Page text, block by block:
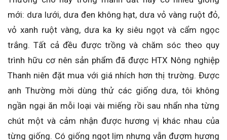
mới: dưa lưới, dưa đen không hạt, dưa vỏ vàng ruột đỏ,
vỏ xanh ruột vàng, dưa ka ky siêu ngọt và cẩm ngọc
trắng. Tất cả đều được trồng và chăm sóc theo quy
trình hữu cơ nên sản phẩm đã được HTX Nông nghiệp
Thanh niên đặt mua với giá nhích hơn thị trường. Được
anh Thường mời dùng thử các giống dưa, tôi không
ngần ngại ăn mỗi loại vài miếng rồi sau nhẩn nha từng
chút một và cảm nhận được hương vị khác nhau của
từng giống. Có giống ngọt lịm nhưng vẫn đượm hương